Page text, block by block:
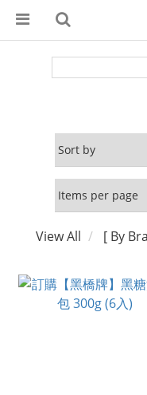
View All [ By